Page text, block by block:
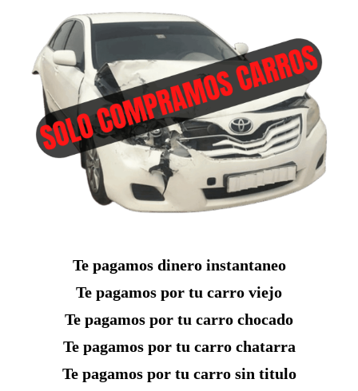
Te pagamos dinero instantaneo
Te pagamos por tu carro viejo
Te pagamos por tu carro chocado
Te pagamos por tu carro chatarra
Te pagamos por tu carro sin titulo